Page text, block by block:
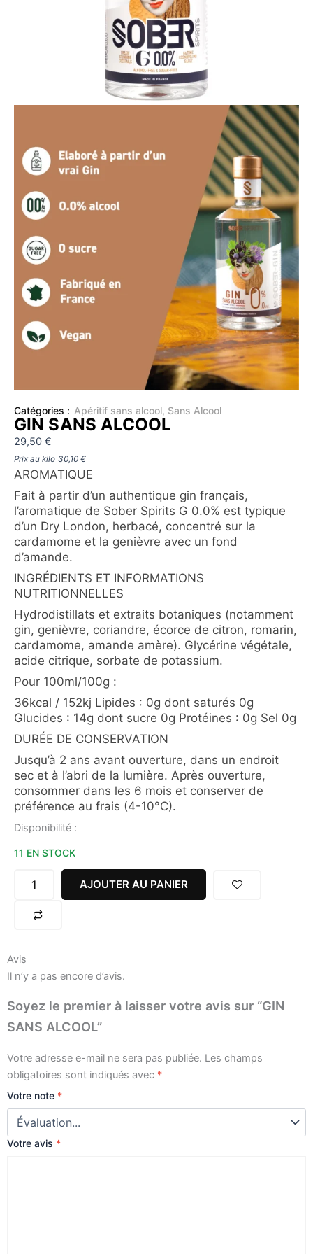
Catégories : Apéritif sans alcool, Sans Alcool
GIN SANS ALCOOL
29,50 €
Prix au kilo 30,10 €
AROMATIQUE
Fait à partir d’un authentique gin français,
l’aromatique de Sober Spirits G 0.0% est typique
d’un Dry London, herbacé, concentré sur la
cardamome et la genièvre avec un fond
d’amande.
INGRÉDIENTS ET INFORMATIONS
NUTRITIONNELLES
Hydrodistillats et extraits botaniques (notamment
gin, genièvre, coriandre, écorce de citron, romarin,
cardamome, amande amère). Glycérine végétale,
acide citrique, sorbate de potassium.
Pour 100ml/100g :
36kcal / 152kj Lipides : 0g dont saturés 0g
Glucides : 14g dont sucre 0g Protéines : 0g Sel 0g
DURÉE DE CONSERVATION
Jusqu’à 2 ans avant ouverture, dans un endroit
sec et à l’abri de la lumière. Après ouverture,
consommer dans les 6 mois et conserver de
préférence au frais (4-10°C).
Disponibilité :
11 EN STOCK
quantité
GIN
ALCOOL
AJOUTER AU PANIER
Avis
Il n’y a pas encore d’avis.
Soyez le premier à laisser votre avis sur “GIN
SANS ALCOOL”
Votre adresse e-mail ne sera pas publiée. Les champs
obligatoires sont indiqués avec *
Votre note *
Votre avis *